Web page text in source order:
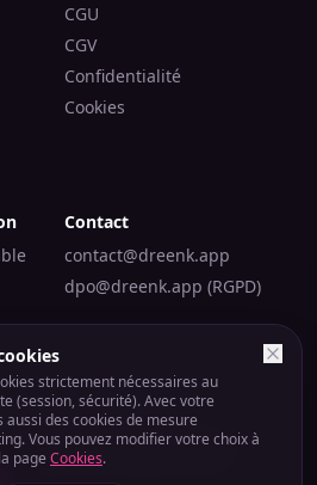
CGU
CGV
Confidentialité
Cookies
Contact
contact@dreenk.app
dpo@dreenk.app (RGPD)
— Tous droits réservés.
relation. Ne vend pas d'alcool.
strictement nécessaires au
(session, sécurité). Avec votre
des cookies de mesure
Vous pouvez modifier votre choix à
page Cookies.